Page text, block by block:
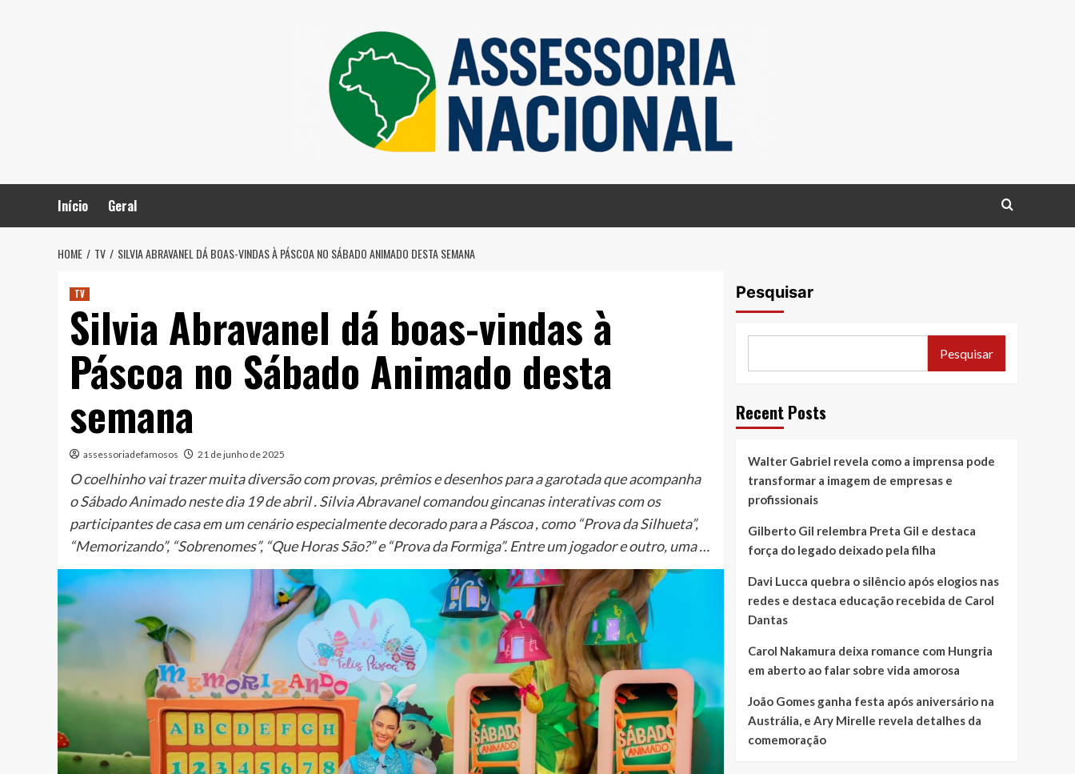
Início Geral
HOME TV SILVIA ABRAVANEL DÁ BOAS-VINDAS À PÁSCOA NO SÁBADO ANIMADO DESTA SEMANA
TV
Silvia Abravanel dá boas-vindas à
Páscoa no Sábado Animado desta
semana
assessoriadefamosos 21 de junho de 2025
O coelhinho vai trazer muita diversão com provas, prêmios e desenhos para a garotada que acompanha
o Sábado Animado neste dia 19 de abril . Silvia Abravanel comandou gincanas interativas com os
participantes de casa em um cenário especialmente decorado para a Páscoa , como “Prova da Silhueta”,
“Memorizando”, “Sobrenomes”, “Que Horas São?” e “Prova da Formiga”. Entre um jogador e outro, uma …
Pesquisar
Pesquisar
Recent Posts
Walter Gabriel revela como a imprensa pode
transformar a imagem de empresas e
profissionais
Gilberto Gil relembra Preta Gil e destaca
força do legado deixado pela filha
Davi Lucca quebra o silêncio após elogios nas
redes e destaca educação recebida de Carol
Dantas
Carol Nakamura deixa romance com Hungria
em aberto ao falar sobre vida amorosa
João Gomes ganha festa após aniversário na
Austrália, e Ary Mirelle revela detalhes da
comemoração